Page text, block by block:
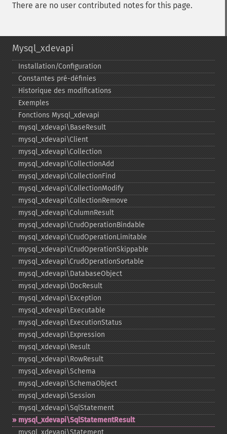
There are no user contributed notes for this page.
Mysql_xdevapi
Installation/Configuration
Constantes pré-​définies
Historique des modifications
Exemples
Fonctions Mysql_​xdevapi
mysql_​xdevapi\BaseResult
mysql_​xdevapi\Client
mysql_​xdevapi\Collection
mysql_​xdevapi\CollectionAdd
mysql_​xdevapi\CollectionFind
mysql_​xdevapi\CollectionModify
mysql_​xdevapi\CollectionRemove
mysql_​xdevapi\ColumnResult
mysql_​xdevapi\CrudOperationBindable
mysql_​xdevapi\CrudOperationLimitable
mysql_​xdevapi\CrudOperationSkippable
mysql_​xdevapi\CrudOperationSortable
mysql_​xdevapi\DatabaseObject
mysql_​xdevapi\DocResult
mysql_​xdevapi\Exception
mysql_​xdevapi\Executable
mysql_​xdevapi\ExecutionStatus
mysql_​xdevapi\Expression
mysql_​xdevapi\Result
mysql_​xdevapi\RowResult
mysql_​xdevapi\Schema
mysql_​xdevapi\SchemaObject
mysql_​xdevapi\Session
mysql_​xdevapi\SqlStatement
mysql_​xdevapi\SqlStatementResult
mysql_​xdevapi\Statement